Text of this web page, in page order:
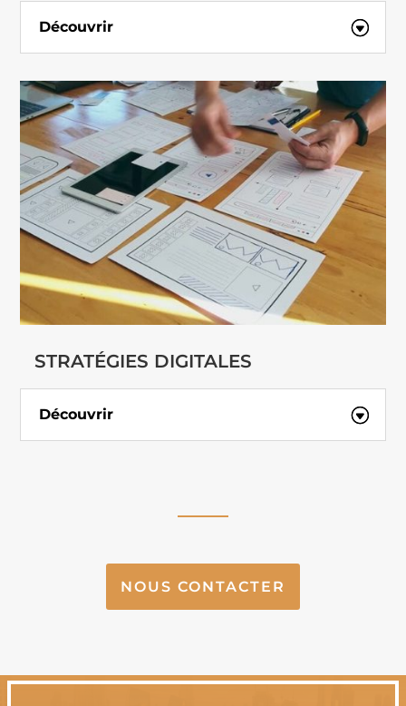
Découvrir
STRATÉGIES DIGITALES
Découvrir
NOUS CONTACTER